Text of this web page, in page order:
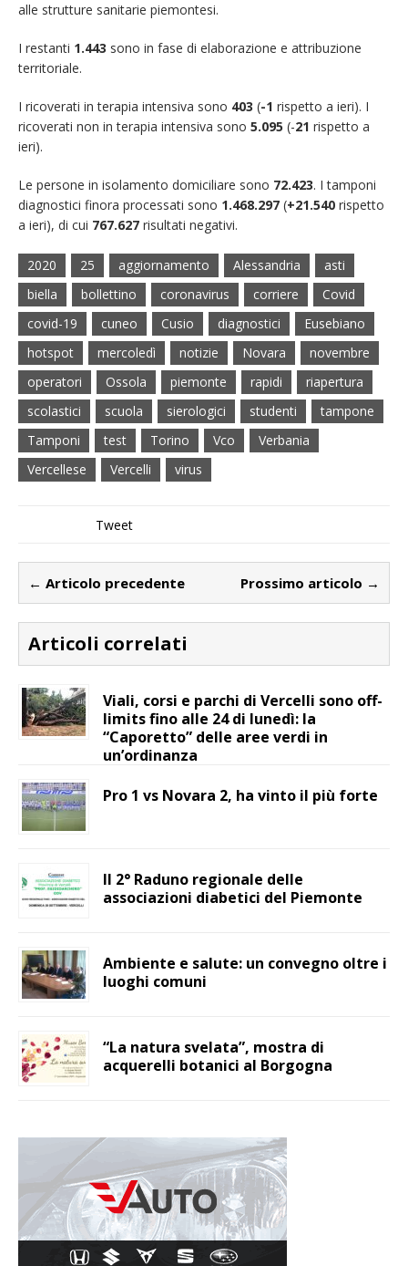
alle strutture sanitarie piemontesi.
I restanti 1.443 sono in fase di elaborazione e attribuzione
territoriale.
I ricoverati in terapia intensiva sono 403 (-1 rispetto a ieri). I
ricoverati non in terapia intensiva sono 5.095 (-21 rispetto a
ieri).
Le persone in isolamento domiciliare sono 72.423. I tamponi
diagnostici finora processati sono 1.468.297 (+21.540 rispetto
a ieri), di cui 767.627 risultati negativi.
2020 25 aggiornamento Alessandria
asti
biella
bollettino coronavirus corriere
Covid
covid-19
cuneo Cusio diagnostici
Eusebiano
hotspot
mercoledì notizie Novara
novembre
operatori
Ossola piemonte rapidi
riapertura
scolastici
scuola sierologici studenti
tampone
Tamponi
test Torino Vco
Verbania
Vercellese
Vercelli virus
Tweet
← Articolo precedente Prossimo articolo →
Articoli correlati
Viali, corsi e parchi di Vercelli sono off-
limits fino alle 24 di lunedì: la
“Caporetto” delle aree verdi in
un’ordinanza
Pro 1 vs Novara 2, ha vinto il più forte
Il 2° Raduno regionale delle
associazioni diabetici del Piemonte
Ambiente e salute: un convegno oltre i
luoghi comuni
“La natura svelata”, mostra di
acquerelli botanici al Borgogna